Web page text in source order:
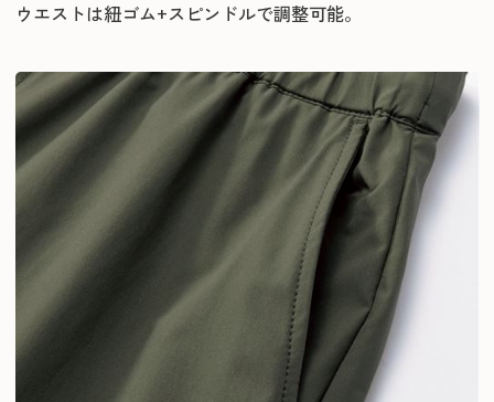
ウエストは紐ゴム+スピンドルで調整可能。